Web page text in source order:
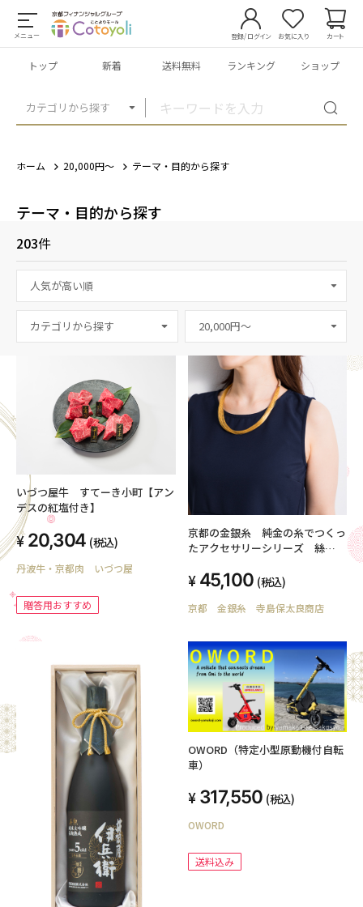
メニュー
カテゴリから探す
登録/ログイン お気に入り カート
トップ 新着 送料無料 ランキング ショップ
ホーム 20,000円～ テーマ・目的から探す
テーマ・目的から探す
203件
カテゴリから探す
いづつ屋牛 すてーき小町【アン
デスの紅塩付き】
20,304 (税込)
丹波牛・京都肉 いづつ屋
贈答用おすすめ
京都の金銀糸 純金の糸でつくっ
たアクセサリーシリーズ 絲
45,100 (税込)
京都 金銀糸 寺島保太良商店
OWORD（特定小型原動機付自転
車）
317,550 (税込)
OWORD
送料込み